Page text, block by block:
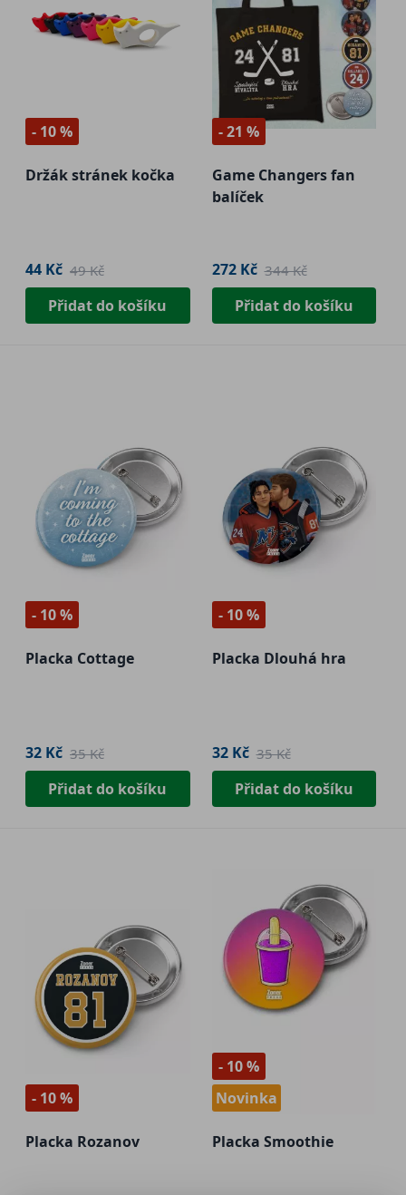
- 10 %
Držák stránek kočka
44 Kč 49 Kč
Přidat do košíku
- 21 %
Game Changers fan
balíček
272 Kč 344 Kč
Přidat do košíku
- 10 %
Placka Cottage
32 Kč 35 Kč
Přidat do košíku
- 10 %
Placka Dlouhá hra
32 Kč 35 Kč
Přidat do košíku
- 10 %
Placka Rozanov
- 10 %
Novinka
Placka Smoothie